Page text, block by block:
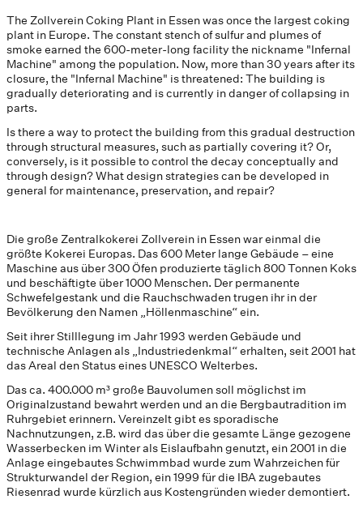
The Zollverein Coking Plant in Essen was once the largest coking
plant in Europe. The constant stench of sulfur and plumes of
smoke earned the 600-meter-long facility the nickname "Infernal
Machine" among the population. Now, more than 30 years after its
closure, the "Infernal Machine" is threatened: The building is
gradually deteriorating and is currently in danger of collapsing in
parts.
Is there a way to protect the building from this gradual destruction
through structural measures, such as partially covering it? Or,
conversely, is it possible to control the decay conceptually and
through design? What design strategies can be developed in
general for maintenance, preservation, and repair?
Die große Zentralkokerei Zollverein in Essen war einmal die
größte Kokerei Europas. Das 600 Meter lange Gebäude – eine
Maschine aus über 300 Öfen produzierte täglich 800 Tonnen Koks
und beschäftigte über 1000 Menschen. Der permanente
Schwefelgestank und die Rauchschwaden trugen ihr in der
Bevölkerung den Namen „Höllenmaschine“ ein.
Seit ihrer Stilllegung im Jahr 1993 werden Gebäude und
technische Anlagen als „Industriedenkmal“ erhalten, seit 2001 hat
das Areal den Status eines UNESCO Welterbes.
Das ca. 400.000 m³ große Bauvolumen soll möglichst im
Originalzustand bewahrt werden und an die Bergbautradition im
Ruhrgebiet erinnern. Vereinzelt gibt es sporadische
Nachnutzungen, z.B. wird das über die gesamte Länge gezogene
Wasserbecken im Winter als Eislaufbahn genutzt, ein 2001 in die
Anlage eingebautes Schwimmbad wurde zum Wahrzeichen für
Strukturwandel der Region, ein 1999 für die IBA zugebautes
Riesenrad wurde kürzlich aus Kostengründen wieder demontiert.